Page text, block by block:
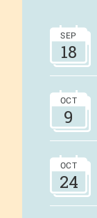
SEP
18
OCT
9
OCT
24